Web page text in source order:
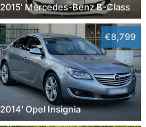
2015' Mercedes-Benz B-Class
€8,799
2014' Opel Insignia